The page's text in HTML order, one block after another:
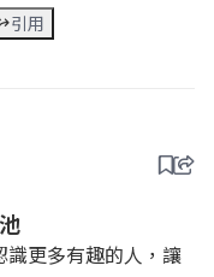
引用
識更多有趣的人，讓